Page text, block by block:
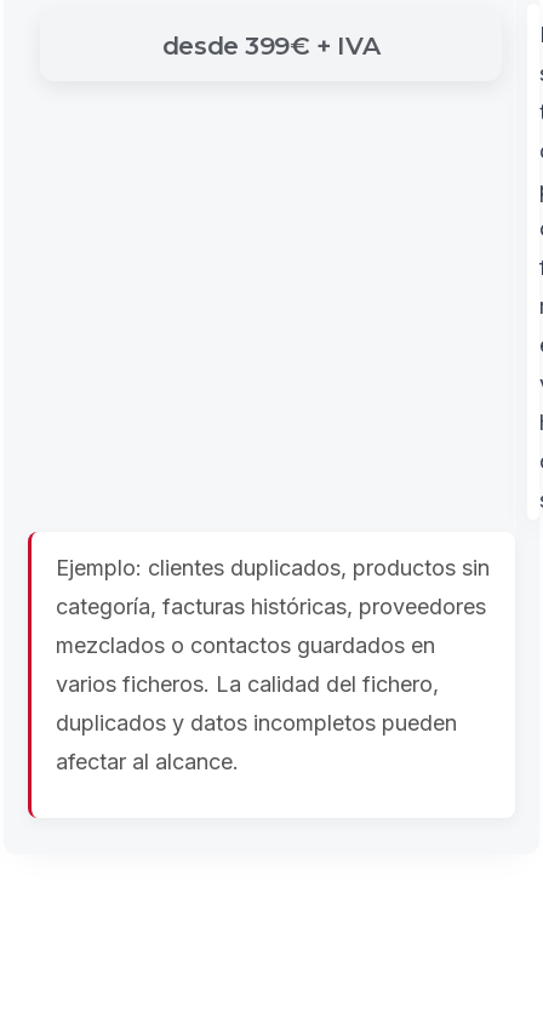
desde 399€ + IVA
Ejemplo: clientes duplicados, productos sin
categoría, facturas históricas, proveedores
mezclados o contactos guardados en
varios ficheros. La calidad del fichero,
duplicados y datos incompletos pueden
afectar al alcance.